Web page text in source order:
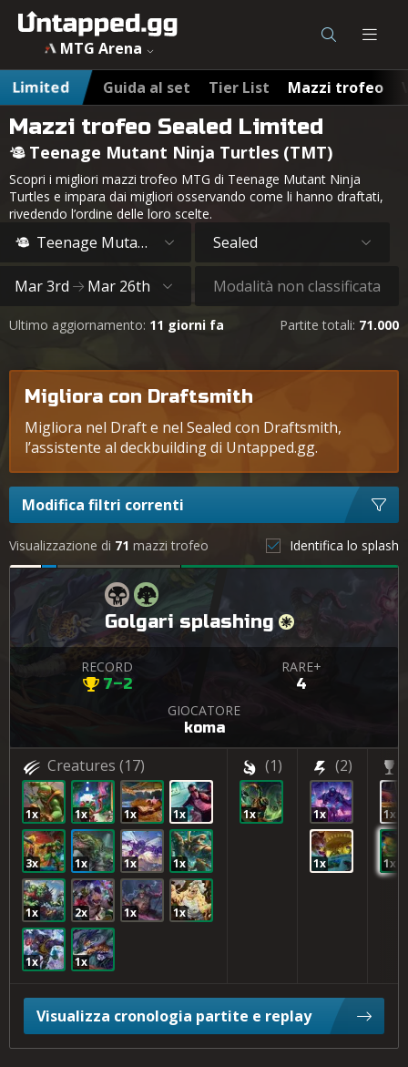
MTG Arena
Limited
Guida al set Tier List Mazzi trofeo
Mazzi trofeo Sealed Limited
Teenage Mutant Ninja Turtles (TMT)
Scopri i migliori mazzi trofeo MTG di Teenage Mutant Ninja
Turtles e impara dai migliori osservando come li hanno draftati,
rivedendo l’ordine delle loro scelte.
Teenage Mutant Ninja Turtles Sealed
Mar 3rd Mar 26th Modalità non classificata
Ultimo aggiornamento: 11 giorni fa Partite totali: 71.000
Migliora con Draftsmith
Migliora nel Draft e nel Sealed con Draftsmith,
l’assistente al deckbuilding di Untapped.gg.
Modifica filtri correnti
Visualizzazione di 71 mazzi trofeo Identifica lo splash
Golgari splashing
RECORD
7–2
RARE+
4
GIOCATORE
koma
Creatures (17)
1x 1x 1x 1x
3x 1x 1x 1x
1x 2x 1x 1x
1x 1x
(1)
1x
(2)
1x
1x
1x
1x
Visualizza cronologia partite e replay